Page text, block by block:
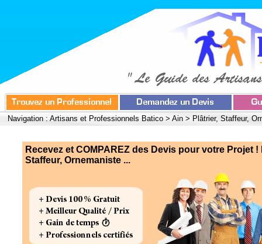
Navigation : Artisans et Professionnels Batico > Ain > Plâtrier, Staffeur,
Recevez et COMPAREZ des Devis pour votre Projet !
Staffeur, Ornemaniste ...